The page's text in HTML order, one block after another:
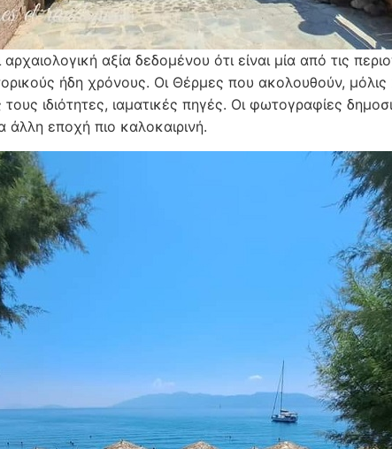
αξία δεδομένου ότι είναι μία από τις
ήδη χρόνους. Οι Θέρμες που ακολουθούν, μόλις
τους ιδιότητες, ιαματικές πηγές. Οι φωτογραφίες
άλλη εποχή πιο καλοκαιρινή.